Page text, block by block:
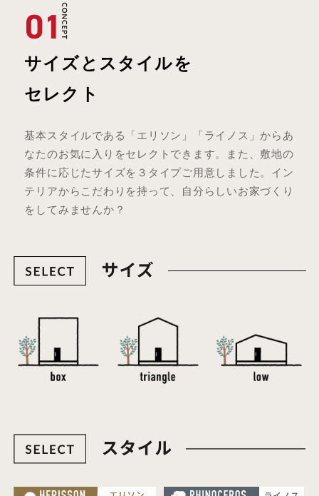
サイズとスタイルを
セレクト
基本スタイルである「エリソン」「ライノス」からあ
なたのお気に入りをセレクトできます。また、敷地の
条件に応じたサイズを３タイプご用意しました。イン
テリアからこだわりを持って、自分らしいお家づくり
をしてみませんか？